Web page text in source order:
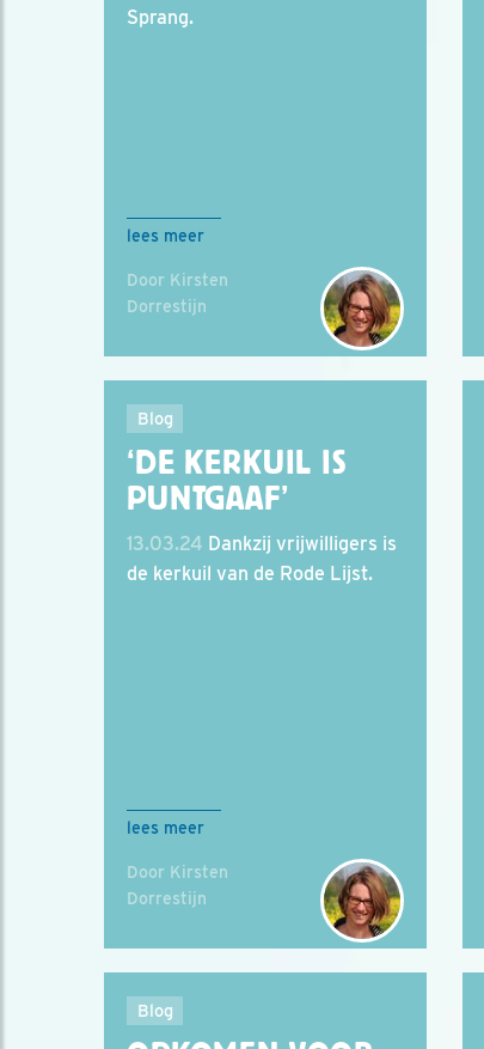
Sprang.
lees meer
Door Kirsten
Dorrestijn
Blog
‘DE KERKUIL IS
PUNTGAAF’
13.03.24 Dankzij vrijwilligers is
de kerkuil van de Rode Lijst.
lees meer
Door Kirsten
Dorrestijn
Blog